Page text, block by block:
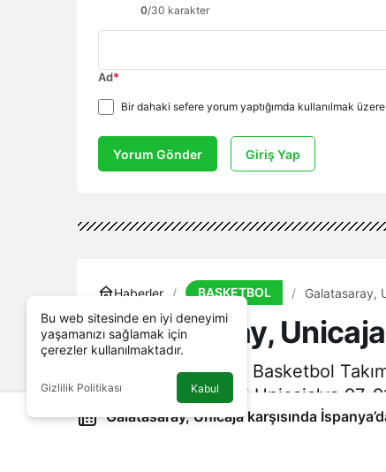
0/30 karakter
Ad*
Bir dahaki sefere yorum yaptığımda kullanılmak
Yorum Gönder Giriş Yap
Haberler BASKETBOL Galatasaray,
Galatasaray,
Galatasaray Erkek Basketbol
İspanyol temsilcisi Unicaja'ya 97-
Galatasaray, Unicaja karşısında
Bu web sitesinde en iyi deneyimi
yaşamanızı sağlamak için
çerezler kullanılmaktadır.
Gizlilik Politikası Kabul